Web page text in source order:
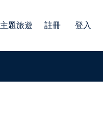
主題旅遊 註冊 登入